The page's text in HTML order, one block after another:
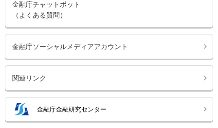
金融庁チャットボット
（よくある質問）
金融庁ソーシャルメディアアカウント
関連リンク
金融庁金融研究センター